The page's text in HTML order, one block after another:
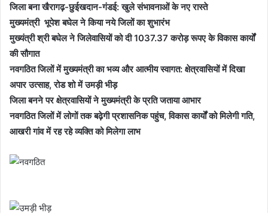
जिला बना खैरागढ़-छुईखदान-गंडई: खुले संभावनाओं के नए रास्ते
मुख्यमंत्री भूपेश बघेल ने किया नये जिलों का शुभारंभ
मुख्यंत्री श्री बघेल ने जिलेवासियों को दी 1037.37 करोड़ रूपए के विकास कार्यों
की सौगात
नवगठित जिलों में मुख्यमंत्री का भव्य और आत्मीय स्वागत: क्षेत्रवासियों में दिखा
अपार उत्साह, रोड शो में उमड़ी भीड़
जिला बनने पर क्षेत्रवासियों ने मुख्यमंत्री के प्रति जताया आभार
नवगठित जिलों में लोगों तक बढ़ेगी प्रशासनिक पहुंच, विकास कार्यों को मिलेगी गति,
आखरी गांव में रह रहे व्यक्ति को मिलेगा लाभ